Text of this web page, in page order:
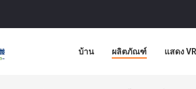
บ้าน ผลิตภัณฑ์ แสดง VR